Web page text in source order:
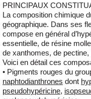
PRINCIPAUX
La composition chimique
géographique. Dans ses
compose en général
essentielle, de résine
de xanthomes, de
Voici en détail ces
• Pigments rouges du
naphtodianthrones dont
pseudohypéricine,